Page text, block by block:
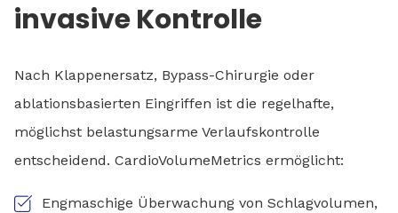
invasive Kontrolle
Nach Klappenersatz, Bypass-Chirurgie oder
ablationsbasierten Eingriffen ist die regelhafte,
möglichst belastungsarme Verlaufskontrolle
entscheidend. CardioVolumeMetrics ermöglicht:
Engmaschige Überwachung von Schlagvolumen,